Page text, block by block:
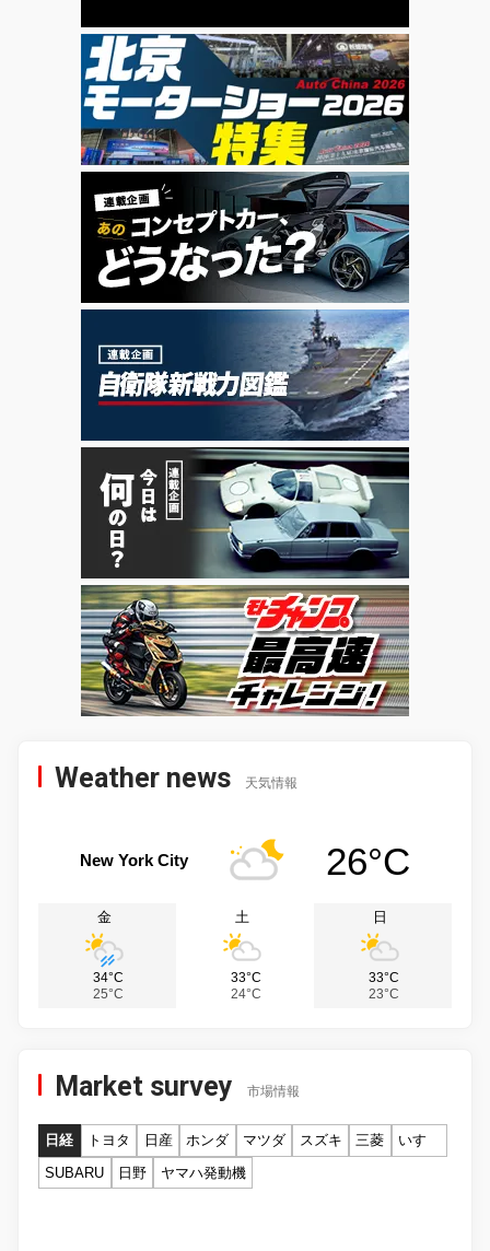
Weather news 天気情報
New York City 26°C
金
34°C
25°C
土
33°C
24°C
日
33°C
23°C
Market survey 市場情報
日経 トヨタ 日産 ホンダ マツダ スズキ 三菱
いすゞ
SUBARU
日野 ヤマハ発動機